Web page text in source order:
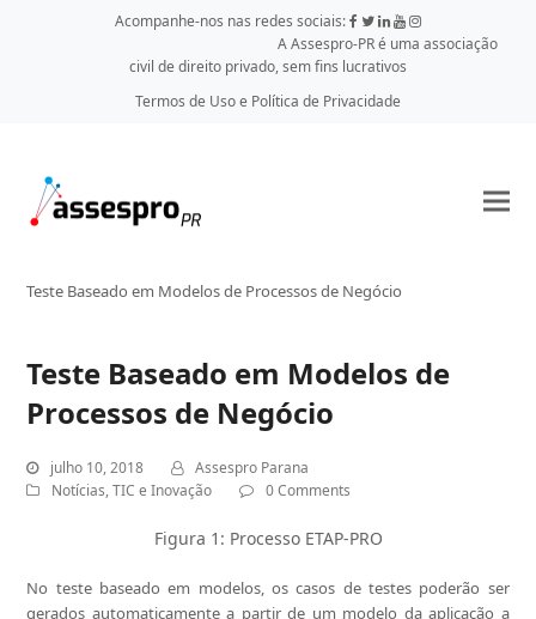
Acompanhe-nos nas redes sociais:
A Assespro-PR é uma associação
civil de direito privado, sem fins lucrativos
Termos de Uso e Política de Privacidade
Teste Baseado em Modelos de Processos de Negócio
Teste Baseado em Modelos de
Processos de Negócio
julho 10, 2018
Assespro Parana
Notícias,TIC e Inovação 0 Comments
Figura 1: Processo ETAP-PRO
No teste baseado em modelos, os casos de testes poderão ser
gerados automaticamente a partir de um modelo da aplicação a